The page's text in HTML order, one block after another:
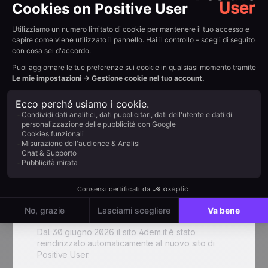
FAQ
Domande frequenti
Cosa è successo al sito
4dem.it?
Dal 30 giugno 2026 il sito 4dem.it è stato
reindirizzato automaticamente al nuovo sito di
Positive User.